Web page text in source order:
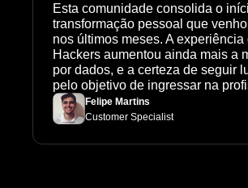
Esta comunidade consolida o
transformação pessoal que
nos últimos meses. A experiência
Hackers aumentou ainda mais a
por dados, e a certeza de seguir
pelo objetivo de ingressar na
Felipe Martins
Customer Specialist